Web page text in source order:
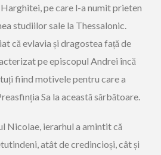
pe care l-a numit prieten
studiilor sale la Thessalonic.
că evlavia și dragostea față de
pe episcopul Andrei încă
fiind motivele pentru care a
Sa la această sărbătoare.
Nicolae, ierarhul a amintit că
atât de credincioși, cât și